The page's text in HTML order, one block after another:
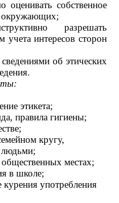
оценивать собственное
окружающих;
разрешать
учета интересов сторон
об этических
этикета;
правила гигиены;
кругу,
местах;
в школе;
курения употребления